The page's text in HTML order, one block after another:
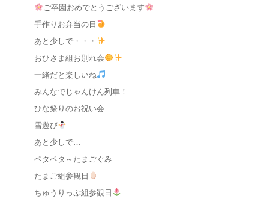
ご卒園おめでとうございます
手作りお弁当の日
あと少しで・・・
おひさま組お別れ会
一緒だと楽しいね
みんなでじゃんけん列車！
ひな祭りのお祝い会
雪遊び
あと少しで…
ペタペタ～たまごぐみ
たまご組参観日
ちゅうりっぷ組参観日